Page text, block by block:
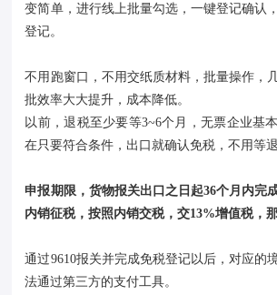
变简单，进行线上批量勾选，一键登记确认
登记。
不用跑窗口，不用交纸质材料，批量操作，
批效率大大提升，成本降低。
以前，退税至少要等3~6个月，无票企业基
在只要符合条件，出口就确认免税，不用等
申报期限，货物报关出口之日起36个月内完
内销征税，按照内销交税，交13%增值税，
通过9610报关并完成免税登记以后，对应的
法通过第三方的支付工具。